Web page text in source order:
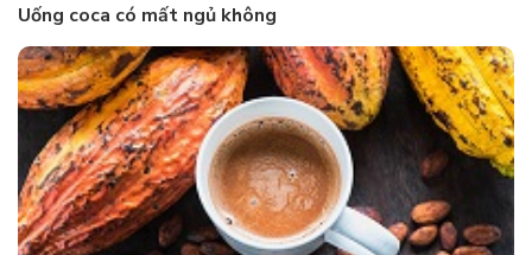
Uống coca có mất ngủ không